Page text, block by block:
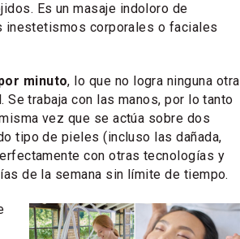
Es un masaje indoloro de
inestetismos corporales o faciales
minuto, lo que no logra ninguna otra
Se trabaja con las manos, por lo tanto
vez que se actúa sobre dos
tipo de pieles (incluso las dañada,
con otras tecnologías y
de la semana sin límite de tiempo.